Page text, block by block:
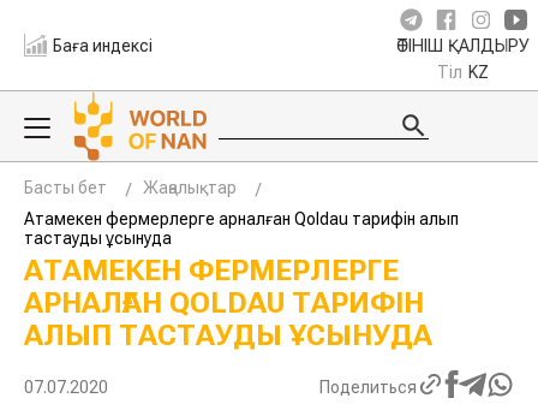
Баға индексі ӨТІНІШ ҚАЛДЫРУ
Тіл KZ
Басты бет
Жаңалықтар
Атамекен фермерлерге арналған Qoldau тарифін алып
тастауды ұсынуда
АТАМЕКЕН ФЕРМЕРЛЕРГЕ
АРНАЛҒАН QOLDAU ТАРИФІН
АЛЫП ТАСТАУДЫ ҰСЫНУДА
07.07.2020 Поделиться